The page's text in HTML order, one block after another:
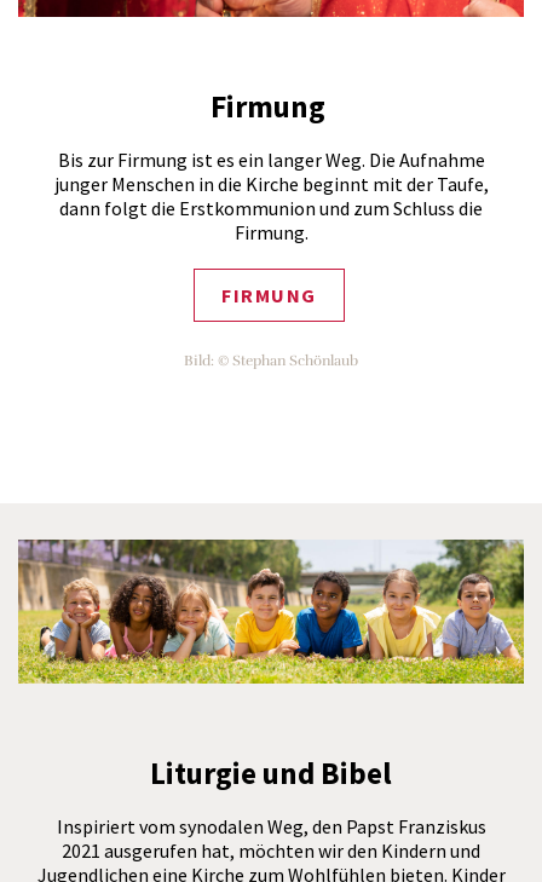
Firmung
Bis zur Firmung ist es ein langer Weg. Die Aufnahme
junger Menschen in die Kirche beginnt mit der Taufe,
dann folgt die Erstkommunion und zum Schluss die
Firmung.
FIRMUNG
Bild: © Stephan Schönlaub
Liturgie und Bibel
Inspiriert vom synodalen Weg, den Papst Franziskus
2021 ausgerufen hat, möchten wir den Kindern und
Jugendlichen eine Kirche zum Wohlfühlen bieten. Kinder